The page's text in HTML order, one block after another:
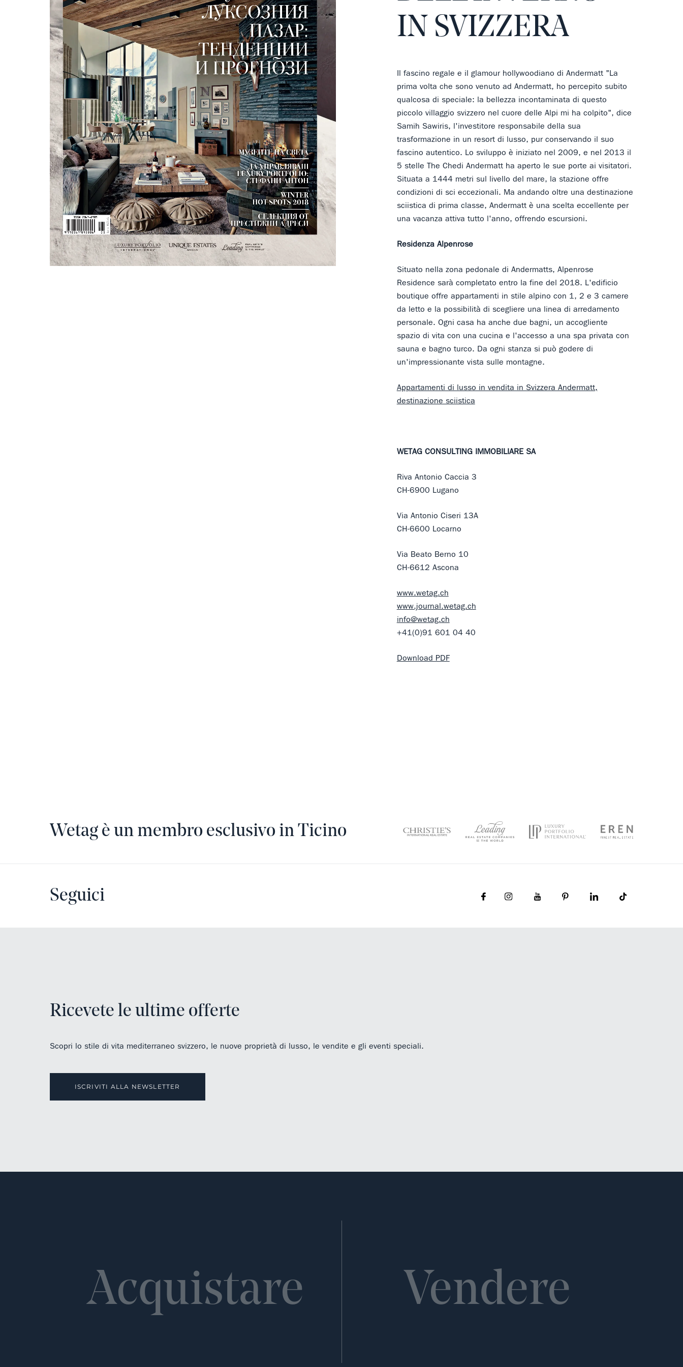
IN SVIZZERA
Il fascino regale e il glamour hollywoodiano di Andermatt "La
prima volta che sono venuto ad Andermatt, ho percepito subito
qualcosa di speciale: la bellezza incontaminata di questo
piccolo villaggio svizzero nel cuore delle Alpi mi ha colpito", dice
Samih Sawiris, l'investitore responsabile della sua
trasformazione in un resort di lusso, pur conservando il suo
fascino autentico. Lo sviluppo è iniziato nel 2009, e nel 2013 il
5 stelle The Chedi Andermatt ha aperto le sue porte ai visitatori.
Situata a 1444 metri sul livello del mare, la stazione offre
condizioni di sci eccezionali. Ma andando oltre una destinazione
sciistica di prima classe, Andermatt è una scelta eccellente per
una vacanza attiva tutto l'anno, offrendo escursioni.
Residenza Alpenrose
Situato nella zona pedonale di Andermatts, Alpenrose
Residence sarà completato entro la fine del 2018. L'edificio
boutique offre appartamenti in stile alpino con 1, 2 e 3 camere
da letto e la possibilità di scegliere una linea di arredamento
personale. Ogni casa ha anche due bagni, un accogliente
spazio di vita con una cucina e l'accesso a una spa privata con
sauna e bagno turco. Da ogni stanza si può godere di
un'impressionante vista sulle montagne.
Appartamenti di lusso in vendita in Svizzera Andermatt,
destinazione sciistica
WETAG CONSULTING IMMOBILIARE SA
Riva Antonio Caccia 3
CH-6900 Lugano
Via Antonio Ciseri 13A
CH-6600 Locarno
Via Beato Berno 10
CH-6612 Ascona
www.wetag.ch
www.journal.wetag.ch
info@wetag.ch
+41(0)91 601 04 40
Download PDF
Wetag è un membro esclusivo in Ticino
Seguici
Ricevete le ultime offerte
Scopri lo stile di vita mediterraneo svizzero, le nuove proprietà di lusso, le vendite e gli eventi speciali.
ISCRIVITI ALLA NEWSLETTER
Acquistare Vendere